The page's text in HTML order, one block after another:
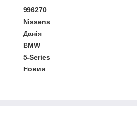
996270
Nissens
Данія
BMW
5-Series
Новий